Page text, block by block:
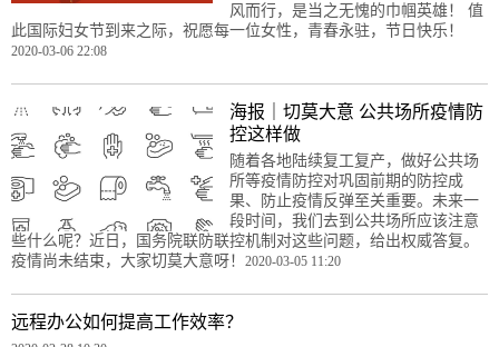
风而行，是当之无愧的巾帼英雄！ 值
此国际妇女节到来之际，祝愿每一位女性，青春永驻，节日快乐！
2020-03-06 22:08
海报｜切莫大意 公共场所疫情防
控这样做
随着各地陆续复工复产，做好公共场
所等疫情防控对巩固前期的防控成
果、防止疫情反弹至关重要。未来一
段时间，我们去到公共场所应该注意
些什么呢？近日，国务院联防联控机制对这些问题，给出权威答复。
疫情尚未结束，大家切莫大意呀！ 2020-03-05 11:20
远程办公如何提高工作效率？